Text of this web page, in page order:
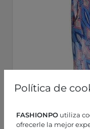
Política de
FASHIONPO utiliza
ofrecerle la mejor